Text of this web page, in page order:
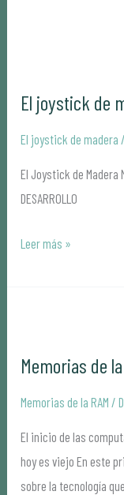
El joystick de
El joystick de madera
El Joystick de Madera
DESARROLLO
de
Leer más »
Memorias de la
Memorias de la RAM /
El inicio de las
hoy es viejo En este
sobre la tecnología
la